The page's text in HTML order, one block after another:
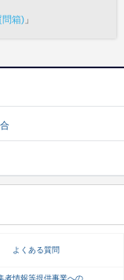
箱) 」
よくある質問
者情報等提供事業への